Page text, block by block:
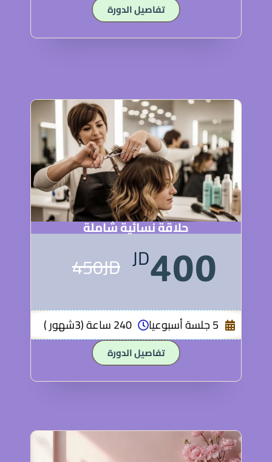
تفاصيل الدورة
حلاقة نسائية شاملة
400
450JD JD
5 جلسة أسبوعيا 240 ساعة (3شهور )
تفاصيل الدورة